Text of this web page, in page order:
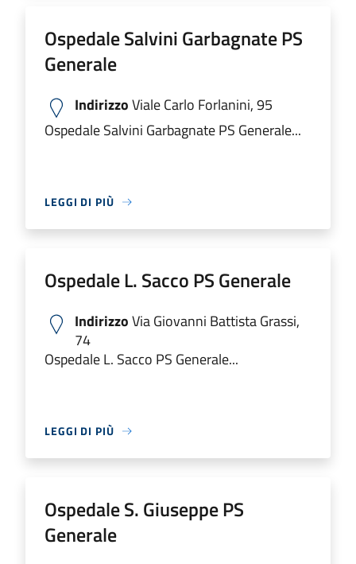
Ospedale Salvini Garbagnate PS
Generale
IndirizzoViale Carlo Forlanini, 95
Ospedale Salvini Garbagnate PS Generale...
LEGGI DI PIÙ
Ospedale L. Sacco PS Generale
IndirizzoVia Giovanni Battista Grassi,
74
Ospedale L. Sacco PS Generale...
LEGGI DI PIÙ
Ospedale S. Giuseppe PS
Generale